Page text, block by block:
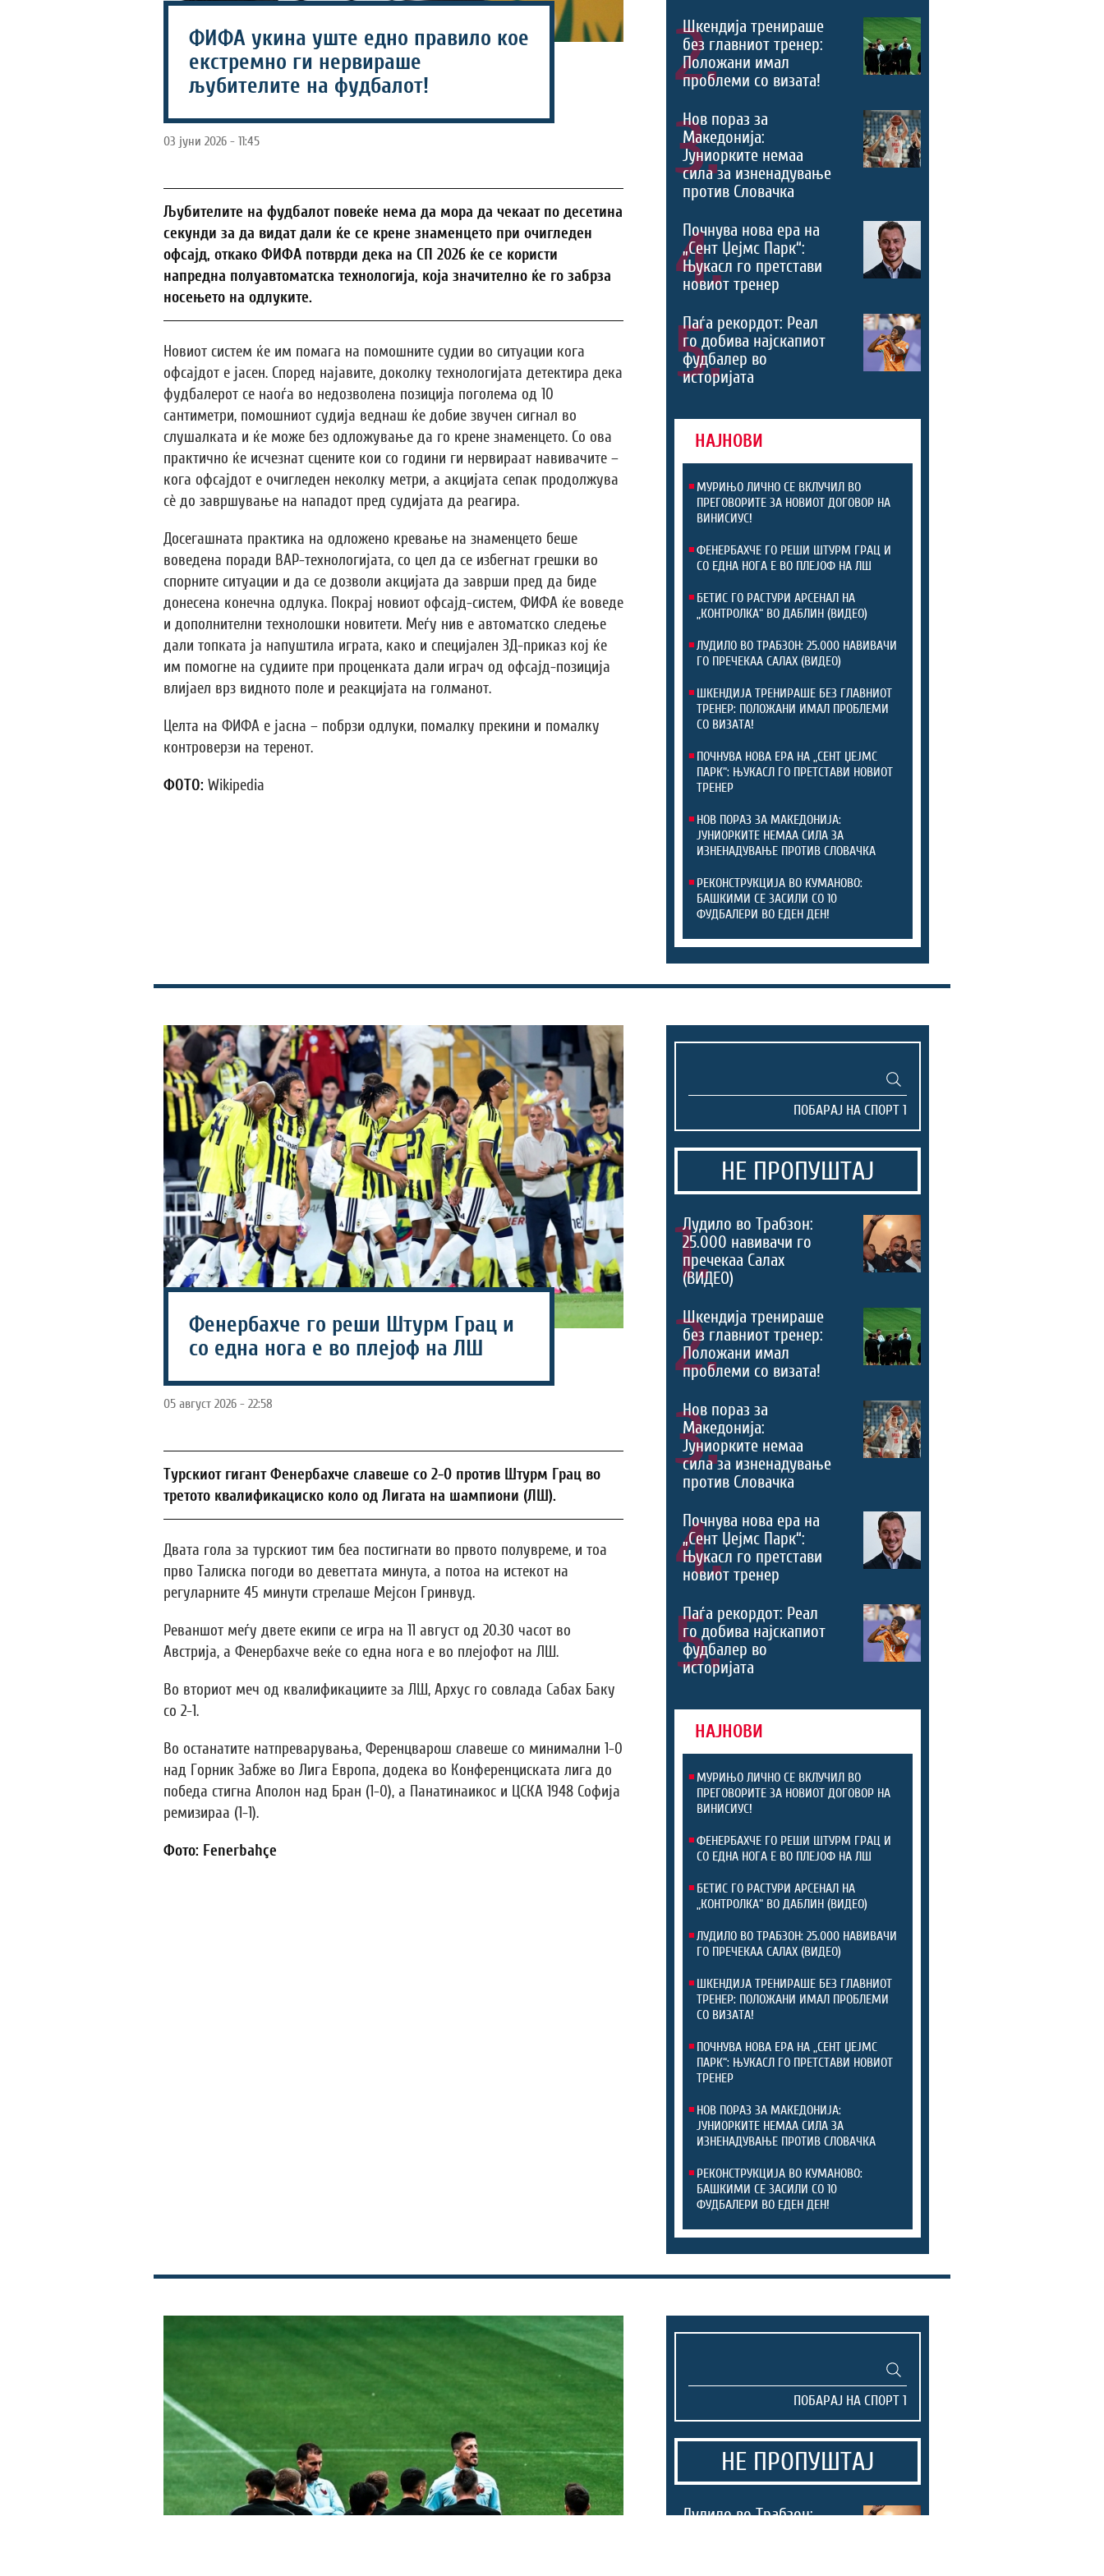
ФИФА укина уште едно правило кое
екстремно ги нервираше
љубителите на фудбалот!
03 јуни 2026 - 11:45
Љубителите на фудбалот повеќе нема да мора да чекаат по десетина
секунди за да видат дали ќе се крене знаменцето при очигледен
офсајд, откако ФИФА потврди дека на СП 2026 ќе се користи
напредна полуавтоматска технологија, која значително ќе го забрза
носењето на одлуките.
Новиот систем ќе им помага на помошните судии во ситуации кога
офсајдот е јасен. Според најавите, доколку технологијата детектира дека
фудбалерот се наоѓа во недозволена позиција поголема од 10
сантиметри, помошниот судија веднаш ќе добие звучен сигнал во
слушалката и ќе може без одложување да го крене знаменцето. Со ова
практично ќе исчезнат сцените кои со години ги нервираат навивачите –
кога офсајдот е очигледен неколку метри, а акцијата сепак продолжува
сè до завршување на нападот пред судијата да реагира.
Досегашната практика на одложено кревање на знаменцето беше
воведена поради ВАР-технологијата, со цел да се избегнат грешки во
спорните ситуации и да се дозволи акцијата да заврши пред да биде
донесена конечна одлука. Покрај новиот офсајд-систем, ФИФА ќе воведе
и дополнителни технолошки новитети. Меѓу нив е автоматско следење
дали топката ја напуштила играта, како и специјален 3Д-приказ кој ќе
им помогне на судиите при проценката дали играч од офсајд-позиција
влијаел врз видното поле и реакцијата на голманот.
Целта на ФИФА е јасна – побрзи одлуки, помалку прекини и помалку
контроверзи на теренот.
ФОТО: Wikipedia
2.
Шкендија тренираше
без главниот тренер:
Положани имал
проблеми со визата!
3.
Нов пораз за
Македонија:
Јуниорките немаа
сила за изненадување
против Словачка
4.
Почнува нова ера на
„Сент Џејмс Парк“:
Њукасл го претстави
новиот тренер
5.
Паѓа рекордот: Реал
го добива најскапиот
фудбалер во
историјата
НАЈНОВИ
МУРИЊО ЛИЧНО СЕ ВКЛУЧИЛ ВО
ПРЕГОВОРИТЕ ЗА НОВИОТ ДОГОВОР НА
ВИНИСИУС!
ФЕНЕРБАХЧЕ ГО РЕШИ ШТУРМ ГРАЦ И
СО ЕДНА НОГА Е ВО ПЛЕЈОФ НА ЛШ
БЕТИС ГО РАСТУРИ АРСЕНАЛ НА
„КОНТРОЛКА“ ВО ДАБЛИН (ВИДЕО)
ЛУДИЛО ВО ТРАБЗОН: 25.000 НАВИВАЧИ
ГО ПРЕЧЕКАА САЛАХ (ВИДЕО)
ШКЕНДИЈА ТРЕНИРАШЕ БЕЗ ГЛАВНИОТ
ТРЕНЕР: ПОЛОЖАНИ ИМАЛ ПРОБЛЕМИ
СО ВИЗАТА!
ПОЧНУВА НОВА ЕРА НА „СЕНТ ЏЕЈМС
ПАРК“: ЊУКАСЛ ГО ПРЕТСТАВИ НОВИОТ
ТРЕНЕР
НОВ ПОРАЗ ЗА МАКЕДОНИЈА:
ЈУНИОРКИТЕ НЕМАА СИЛА ЗА
ИЗНЕНАДУВАЊЕ ПРОТИВ СЛОВАЧКА
РЕКОНСТРУКЦИЈА ВО КУМАНОВО:
БАШКИМИ СЕ ЗАСИЛИ СО 10
ФУДБАЛЕРИ ВО ЕДЕН ДЕН!
Фенербахче го реши Штурм Грац и
со една нога е во плејоф на ЛШ
05 август 2026 - 22:58
Турскиот гигант Фенербахче славеше со 2-0 против Штурм Грац во
третото квалификациско коло од Лигата на шампиони (ЛШ).
Двата гола за турскиот тим беа постигнати во првото полувреме, и тоа
прво Талиска погоди во деветтата минута, а потоа на истекот на
регуларните 45 минути стрелаше Мејсон Гринвуд.
Реваншот меѓу двете екипи се игра на 11 август од 20.30 часот во
Австрија, а Фенербахче веќе со една нога е во плејофот на ЛШ.
Во вториот меч од квалификациите за ЛШ, Архус го совлада Сабах Баку
со 2-1.
Во останатите натпреварувања, Ференцварош славеше со минимални 1-0
над Горник Забже во Лига Европа, додека во Конференциската лига до
победа стигна Аполон над Бран (1-0), а Панатинаикос и ЦСКА 1948 Софија
ремизираа (1-1).
Фото: Fenerbahçe
НЕ ПРОПУШТАЈ
1.
Лудило во Трабзон:
25.000 навивачи го
пречекаа Салах
(ВИДЕО)
2.
Шкендија тренираше
без главниот тренер:
Положани имал
проблеми со визата!
3.
Нов пораз за
Македонија:
Јуниорките немаа
сила за изненадување
против Словачка
4.
Почнува нова ера на
„Сент Џејмс Парк“:
Њукасл го претстави
новиот тренер
5.
Паѓа рекордот: Реал
го добива најскапиот
фудбалер во
историјата
НАЈНОВИ
МУРИЊО ЛИЧНО СЕ ВКЛУЧИЛ ВО
ПРЕГОВОРИТЕ ЗА НОВИОТ ДОГОВОР НА
ВИНИСИУС!
ФЕНЕРБАХЧЕ ГО РЕШИ ШТУРМ ГРАЦ И
СО ЕДНА НОГА Е ВО ПЛЕЈОФ НА ЛШ
БЕТИС ГО РАСТУРИ АРСЕНАЛ НА
„КОНТРОЛКА“ ВО ДАБЛИН (ВИДЕО)
ЛУДИЛО ВО ТРАБЗОН: 25.000 НАВИВАЧИ
ГО ПРЕЧЕКАА САЛАХ (ВИДЕО)
ШКЕНДИЈА ТРЕНИРАШЕ БЕЗ ГЛАВНИОТ
ТРЕНЕР: ПОЛОЖАНИ ИМАЛ ПРОБЛЕМИ
СО ВИЗАТА!
ПОЧНУВА НОВА ЕРА НА „СЕНТ ЏЕЈМС
ПАРК“: ЊУКАСЛ ГО ПРЕТСТАВИ НОВИОТ
ТРЕНЕР
НОВ ПОРАЗ ЗА МАКЕДОНИЈА:
ЈУНИОРКИТЕ НЕМАА СИЛА ЗА
ИЗНЕНАДУВАЊЕ ПРОТИВ СЛОВАЧКА
РЕКОНСТРУКЦИЈА ВО КУМАНОВО:
БАШКИМИ СЕ ЗАСИЛИ СО 10
ФУДБАЛЕРИ ВО ЕДЕН ДЕН!
НЕ ПРОПУШТАЈ
Лудило во Трабзон: